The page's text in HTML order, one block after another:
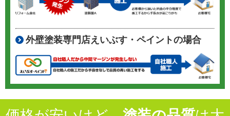
外壁塗装専門店えいぶす・ペイントの場合